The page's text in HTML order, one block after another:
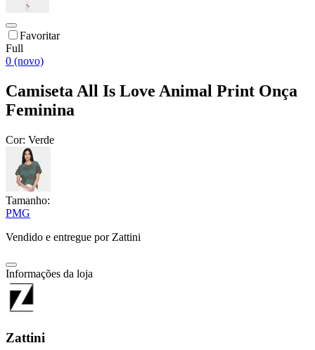
Favoritar
Full
0 (novo)
Camiseta All Is Love Animal Print Onça
Feminina
Cor: Verde
Tamanho:
PMG
Vendido e entregue por Zattini
Informações da loja
Zattini